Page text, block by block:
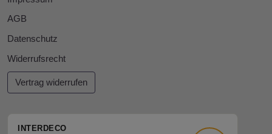
AGB
Datenschutz
Widerrufsrecht
Vertrag widerrufen
INTERDECO